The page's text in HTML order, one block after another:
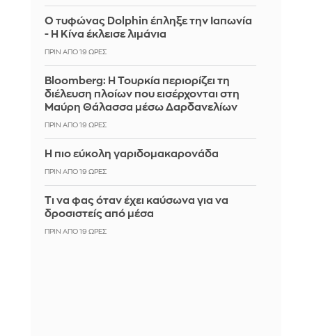
Ο τυφώνας Dolphin έπληξε την Ιαπωνία
- Η Κίνα έκλεισε λιμάνια
ΠΡΙΝ ΑΠΌ 19 ΏΡΕΣ
Bloomberg: Η Τουρκία περιορίζει τη
διέλευση πλοίων που εισέρχονται στη
Μαύρη Θάλασσα μέσω Δαρδανελίων
ΠΡΙΝ ΑΠΌ 19 ΏΡΕΣ
Η πιο εύκολη γαριδομακαρονάδα
ΠΡΙΝ ΑΠΌ 19 ΏΡΕΣ
Τι να φας όταν έχει καύσωνα για να
δροσιστείς από μέσα
ΠΡΙΝ ΑΠΌ 19 ΏΡΕΣ